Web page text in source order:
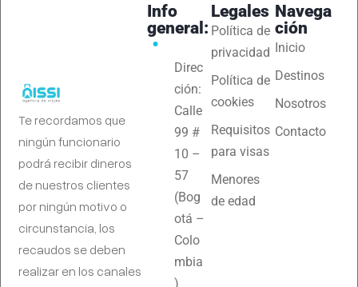
Te recordamos que
ningún funcionario
podrá recibir dineros
de nuestros clientes
por ningún motivo o
circunstancia, los
recaudos se deben
realizar en los canales
Navega
ción
Inicio
Destinos
Nosotros
Contacto
Legales
Política de
privacidad
Política de
cookies
Requisitos
para visas
Menores
de edad
Info
general:
Direc
ción:
Calle
99 #
10 –
57
(Bog
otá –
Colo
mbia
)